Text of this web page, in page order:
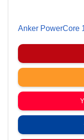
Anker PowerCore